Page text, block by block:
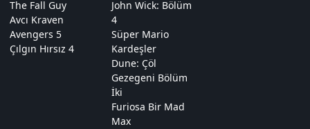
The Fall Guy
Avcı Kraven
Avengers 5
Çılgın Hırsız 4
John Wick: Bölüm
4
Süper Mario
Kardeşler
Dune: Çöl
Gezegeni Bölüm
İki
Furiosa Bir Mad
Max